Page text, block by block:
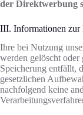
der Direktwerbung
III. Informationen zur
Ihre bei Nutzung
werden gelöscht oder
Speicherung entfällt,
gesetzlichen
nachfolgend keine